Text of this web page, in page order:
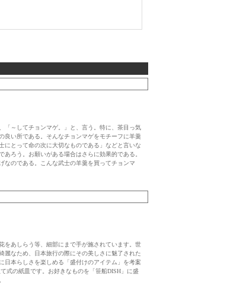
「～してチョンマゲ。」と、言う。特に、茶目っ気
良い所である。そんなチョンマゲをモチーフに羊羹
にとって命の次に大切なものである」などと言いな
あろう。お願いがある場合はさらに効果的である。
なのである。こんな武士の羊羹を買ってチョンマ
をあしらう等、細部にまで手が施されています。世
麗なため、日本旅行の際にその美しさに魅了された
日本らしさを楽しめる「盛付けのアイテム」を考案
式の紙皿です。お好きなものを「笹船DISH」に盛